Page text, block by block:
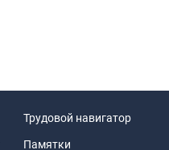
Трудовой навигатор
Памятки